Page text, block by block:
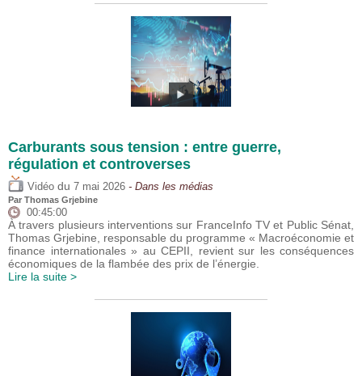
Carburants sous tension : entre guerre,
régulation et controverses
Vidéo du 7 mai 2026 - Dans les médias
Par Thomas Grjebine
00:45:00
À travers plusieurs interventions sur FranceInfo TV et Public Sénat,
Thomas Grjebine, responsable du programme « Macroéconomie et
finance internationales » au CEPII, revient sur les conséquences
économiques de la flambée des prix de l’énergie.
Lire la suite >